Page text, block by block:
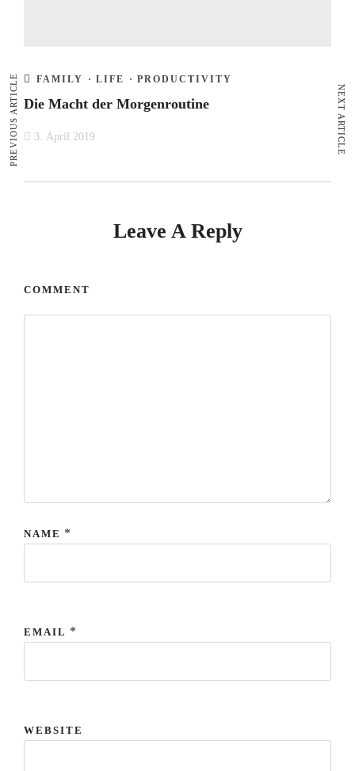
FAMILY · LIFE · PRODUCTIVITY
Die Macht der Morgenroutine
3. April 2019
Leave A Reply
COMMENT
NAME *
EMAIL *
WEBSITE
PREVIOUS ARTICLE NEXT ARTICLE